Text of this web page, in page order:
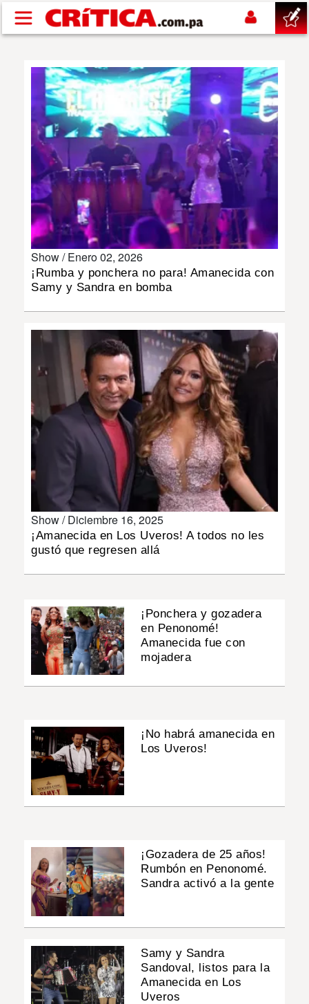
Pasar al contenido principal
SUCESOS
NACIONAL
POLÍTICA
SHOW
DEPORTES
INSÓLITAS
MULTIMEDIA
IMPRESO
Show /Enero 02, 2026
¡Rumba y ponchera no para! Amanecida con
Samy y Sandra en bomba
Show /Diciembre 16, 2025
¡Amanecida en Los Uveros! A todos no les
gustó que regresen allá
¡Ponchera y gozadera
en Penonomé!
Amanecida fue con
mojadera
¡No habrá amanecida en
Los Uveros!
¡Gozadera de 25 años!
Rumbón en Penonomé.
Sandra activó a la gente
Samy y Sandra
Sandoval, listos para la
Amanecida en Los
Uveros